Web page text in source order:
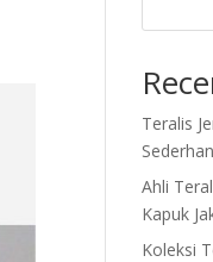
Teralis
Ahli
Kapuk
Koleksi